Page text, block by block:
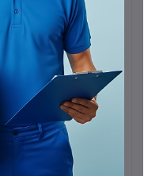
وصف
التوصيل والوظيفة: يربط
شحن الأجهزة
المختلفة
ولكنها تبدأ عادة من 60 واط).
المتانة والتصميم: يتميز